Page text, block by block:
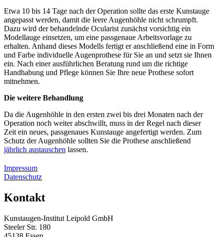
Etwa 10 bis 14 Tage nach der Operation sollte das erste Kunstauge
angepasst werden, damit die leere Augenhöhle nicht schrumpft.
Dazu wird der behandelnde Ocularist zunächst vorsichtig ein
Modellauge einsetzen, um eine passgenaue Arbeitsvorlage zu
erhalten. Anhand dieses Modells fertigt er anschließend eine in Form
und Farbe individuelle Augenprothese für Sie an und setzt sie Ihnen
ein. Nach einer ausführlichen Beratung rund um die richtige
Handhabung und Pflege können Sie Ihre neue Prothese sofort
mitnehmen.
Die weitere Behandlung
Da die Augenhöhle in den ersten zwei bis drei Monaten nach der
Operation noch weiter abschwillt, muss in der Regel nach dieser
Zeit ein neues, passgenaues Kunstauge angefertigt werden. Zum
Schutz der Augenhöhle sollten Sie die Prothese anschließend
jährlich austauschen lassen.
Impressum
Datenschutz
Kontakt
Kunstaugen-Institut Leipold GmbH
Steeler Str. 180